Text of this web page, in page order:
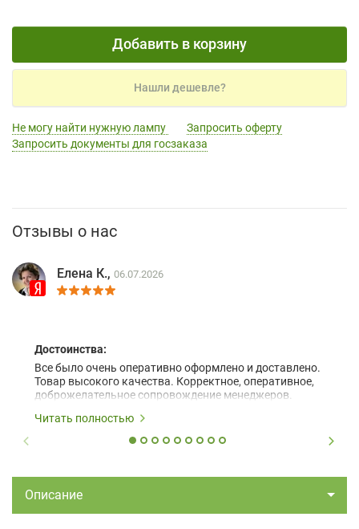
Добавить в корзину
Нашли дешевле?
Не могу найти нужную лампу
Запросить оферту
Запросить документы для госзаказа
Отзывы о нас
Елена К., 06.07.2026
Достоинства:
Все было очень оперативно оформлено и доставлено.
Товар высокого качества. Корректное, оперативное,
доброжелательное сопровождение менеджеров.
Читать полностью
Описание